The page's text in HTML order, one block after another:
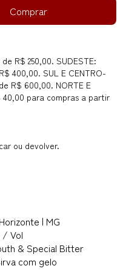
R$ 250,00. SUDESTE:
400,00. SUL E CENTRO-
R$ 600,00. NORTE E
40,00 para compras a partir
ou devolver.
| MG
/ Vol
& Special Bitter
com gelo